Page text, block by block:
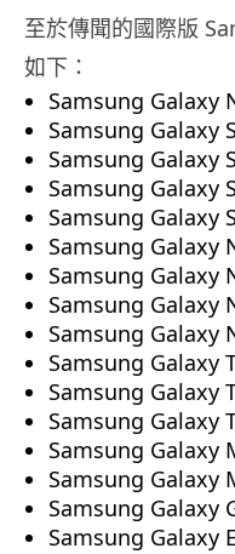
至於傳聞的國際版
如下：
Samsung Galaxy
Samsung Galaxy
Samsung Galaxy
Samsung Galaxy
Samsung Galaxy
Samsung Galaxy
Samsung Galaxy
Samsung Galaxy
Samsung Galaxy
Samsung Galaxy
Samsung Galaxy
Samsung Galaxy
Samsung Galaxy
Samsung Galaxy
Samsung Galaxy
Samsung Galaxy